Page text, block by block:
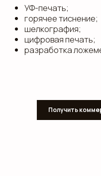
Получить